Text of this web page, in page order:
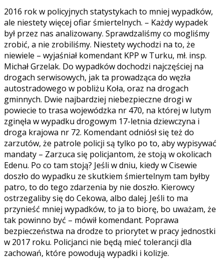
2016 rok w policyjnych statystykach to mniej wypadków,
ale niestety więcej ofiar śmiertelnych. – Każdy wypadek
był przez nas analizowany. Sprawdzaliśmy co mogliśmy
zrobić, a nie zrobiliśmy. Niestety wychodzi na to, że
niewiele – wyjaśniał komendant KPP w Turku, mł. insp.
Michał Grzelak. Do wypadków dochodzi najczęściej na
drogach serwisowych, jak ta prowadząca do węzła
autostradowego w pobliżu Koła, oraz na drogach
gminnych. Dwie najbardziej niebezpieczne drogi w
powiecie to trasa wojewódzka nr 470, na której w lutym
zginęła w wypadku drogowym 17-letnia dziewczyna i
droga krajowa nr 72. Komendant odniósł się też do
zarzutów, że patrole policji są tylko po to, aby wypisywać
mandaty – Zarzuca się policjantom, że stoją w okolicach
Edenu. Po co tam stoją? Jeśli w dniu, kiedy w Cisewie
doszło do wypadku ze skutkiem śmiertelnym tam byłby
patro, to do tego zdarzenia by nie doszło. Kierowcy
ostrzegaliby się do Cekowa, albo dalej. Jeśli to ma
przynieść mniej wypadków, to ja to biorę, bo uważam, że
tak powinno być – mówił komendant. Poprawa
bezpieczeństwa na drodze to priorytet w pracy jednostki
w 2017 roku. Policjanci nie będą mieć tolerancji dla
zachowań, które powodują wypadki i kolizje.